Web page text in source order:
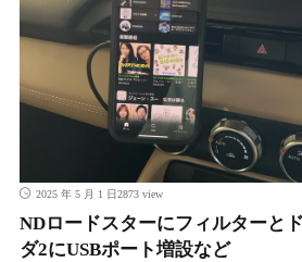
2025 年 5 月 1 日2873 view
NDロードスターにフィルターと
ダ2にUSBポート増設など